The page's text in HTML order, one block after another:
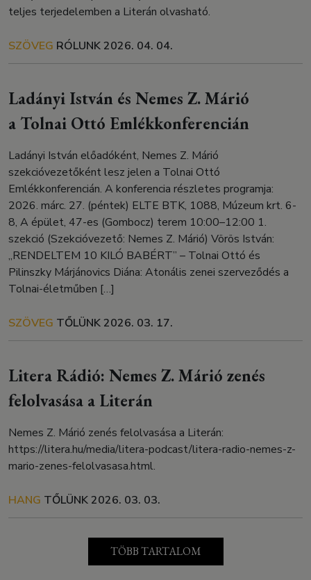
teljes terjedelemben a Literán olvasható.
SZÖVEG RÓLUNK2026. 04. 04.
Ladányi István és Nemes Z. Márió
a Tolnai Ottó Emlékkonferencián
Ladányi István előadóként, Nemes Z. Márió
szekcióvezetőként lesz jelen a Tolnai Ottó
Emlékkonferencián. A konferencia részletes programja:
2026. márc. 27. (péntek) ELTE BTK, 1088, Múzeum krt. 6-
8, A épület, 47-es (Gombocz) terem 10:00–12:00 1.
szekció (Szekcióvezető: Nemes Z. Márió) Vörös István:
„RENDELTEM 10 KILÓ BABÉRT” – Tolnai Ottó és
Pilinszky Márjánovics Diána: Atonális zenei szerveződés a
Tolnai-életműben […]
SZÖVEG TŐLÜNK2026. 03. 17.
Litera Rádió: Nemes Z. Márió zenés
felolvasása a Literán
Nemes Z. Márió zenés felolvasása a Literán:
https://litera.hu/media/litera-podcast/litera-radio-nemes-z-
mario-zenes-felolvasasa.html.
HANG TŐLÜNK2026. 03. 03.
TÖBB TARTALOM